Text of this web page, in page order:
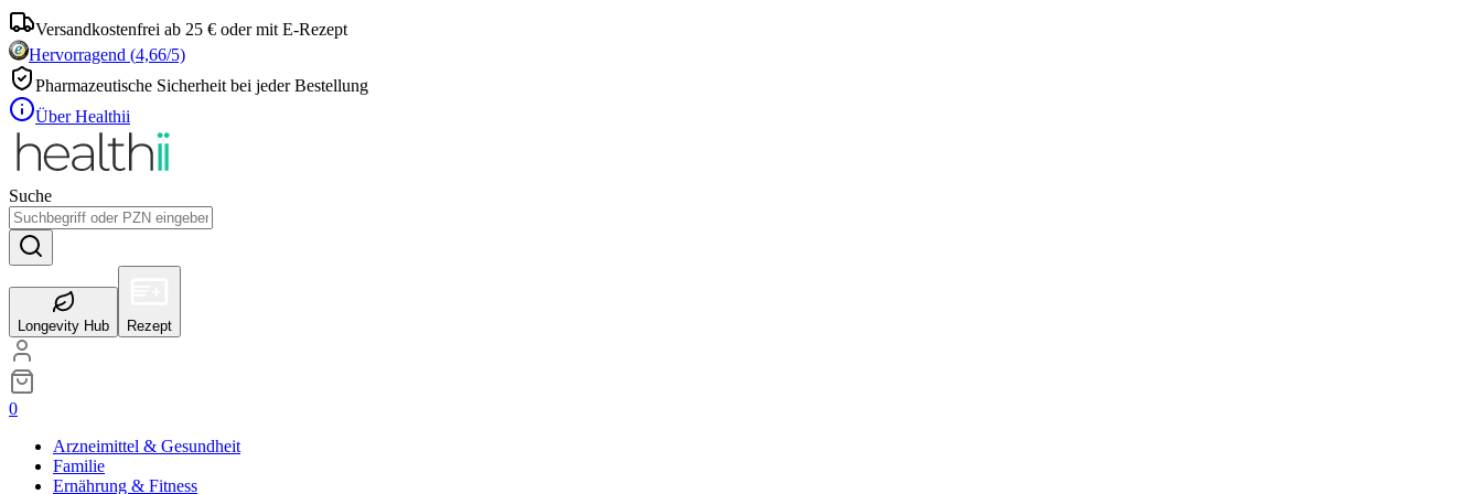
Versandkostenfrei ab 25 € oder mit E-Rezept
Hervorragend (4,66/5)
Pharmazeutische Sicherheit bei jeder Bestellung
Über Healthii
Suche
Longevity Hub Rezept
0
Arzneimittel & Gesundheit
Familie
Ernährung & Fitness